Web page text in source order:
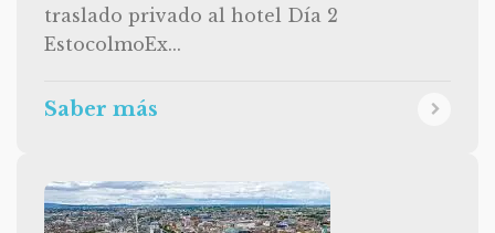
traslado privado al hotel Día 2
EstocolmoEx...
Saber más